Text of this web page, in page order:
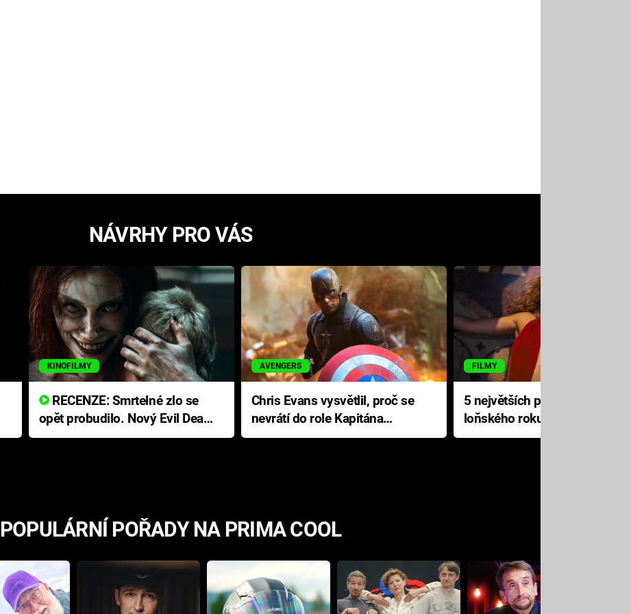
NÁVRHY PRO VÁS
KINOFILMY
RECENZE: Smrtelné zlo se
opět probudilo. Nový Evil Dead
přichází s neodolatelnou
AVENGERS
Chris Evans vysvětlil, proč se
nevrátí do role Kapitána
Ameriky
FILMY
5 největších propadáků
loňského roku: Disney na
jediné katastrofě prodělal 200
POPULÁRNÍ POŘADY NA PRIMA COOL